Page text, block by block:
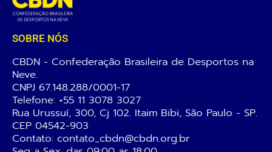
SOBRE NÓS
CBDN - Confederação Brasileira de Desportos na
Neve.
CNPJ 67.148.288/0001-17
Telefone: +55 11 3078 3027
Rua Urussuí, 300, Cj 102. Itaim Bibi, São Paulo - SP.
CEP 04542-903
Contato: contato_cbdn@cbdn.org.br